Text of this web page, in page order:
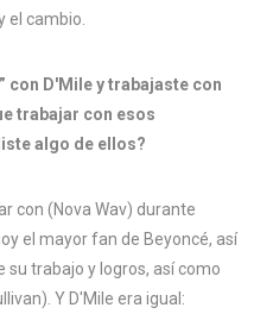
el cambio.
con D'Mile y trabajaste con
trabajar con esos
algo de ellos?
con (Nova Wav) durante
el mayor fan de Beyoncé, así
su trabajo y logros, así como
Y D'Mile era igual: